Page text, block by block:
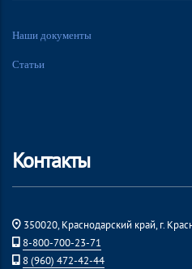
Наши документы
Статьи
Контакты
350020, Краснодарский край, г.
8-800-700-23-71
8 (960) 472-42-44